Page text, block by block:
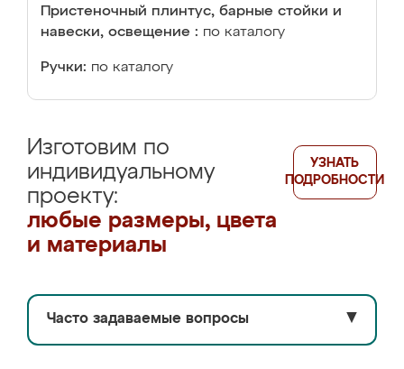
Пристеночный плинтус, барные стойки и
навески, освещение : по каталогу
Ручки: по каталогу
Изготовим по
индивидуальному
проекту:
любые размеры, цвета
и материалы
УЗНАТЬ
ПОДРОБНОСТИ
Часто задаваемые вопросы ▼